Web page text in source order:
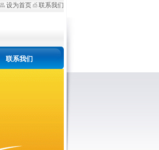
设为首页 联系我们
联系我们